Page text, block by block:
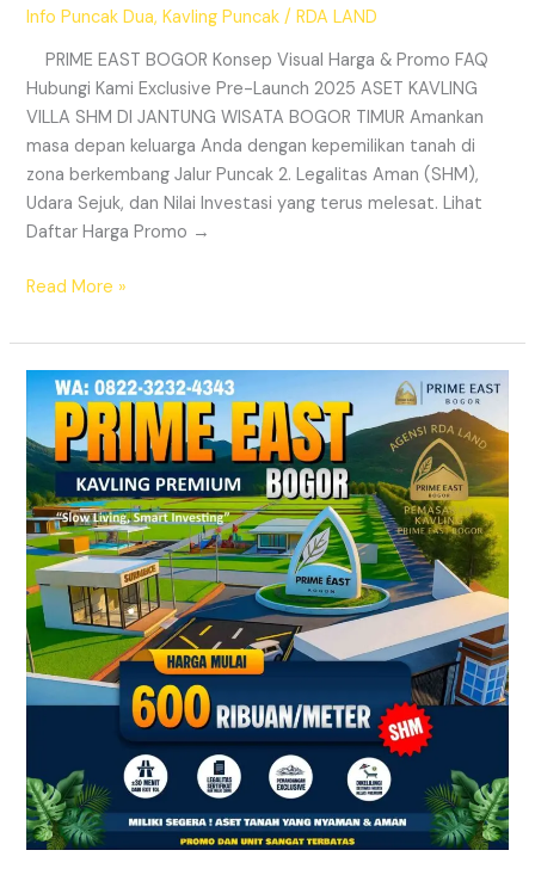
Info Puncak Dua,Kavling Puncak /RDA LAND
PRIME EAST BOGOR Konsep Visual Harga & Promo FAQ
Hubungi Kami Exclusive Pre-Launch 2025 ASET KAVLING
VILLA SHM DI JANTUNG WISATA BOGOR TIMUR Amankan
masa depan keluarga Anda dengan kepemilikan tanah di
zona berkembang Jalur Puncak 2. Legalitas Aman (SHM),
Udara Sejuk, dan Nilai Investasi yang terus melesat. Lihat
Daftar Harga Promo →
Read More »
Prime
East
Bogor
–
Tanah
Kavling
Villa
Dekat
Exit
Tol
Sentul